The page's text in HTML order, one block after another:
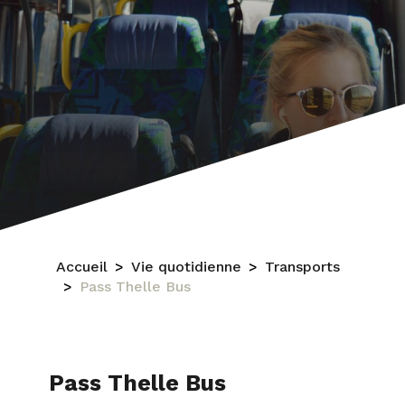
Accueil Vie quotidienne
Transports
Pass Thelle Bus
Pass Thelle Bus